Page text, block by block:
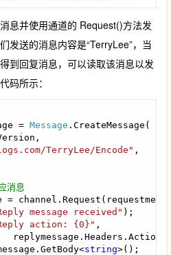
息并使用通道的 Request()方法发
发送的消息内容是“TerryLee”，当
到回复消息，可以读取该消息以发
码所示：
= Message .CreateMessage(
TerryLee/Encode" ,
message received"
action: {0}" ,
string